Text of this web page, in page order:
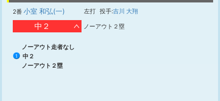
2番 小室 和弘(一) 左打 投手:吉川 大翔
中２ ノーアウト２塁
ノーアウト走者なし
1
中２
ノーアウト２塁